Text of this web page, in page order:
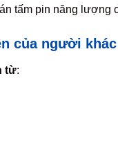
tấm pin năng lượng
của người khác
từ: